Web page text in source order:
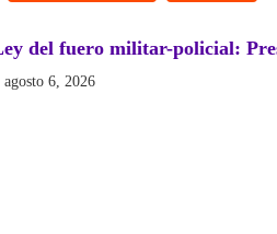
del fuero militar-policial:
agosto 6, 2026